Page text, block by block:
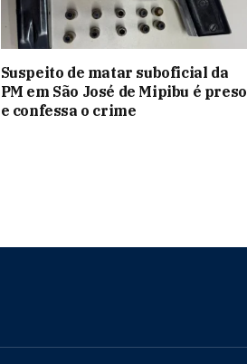
Suspeito de matar suboficial da
PM em São José de Mipibu é preso
e confessa o crime